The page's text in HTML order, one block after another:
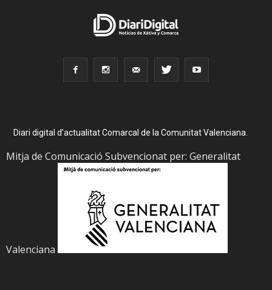
Diari digital d’actualitat Comarcal de la Comunitat Valenciana.
Mitja de Comunicació Subvencionat per: Generalitat
Valenciana